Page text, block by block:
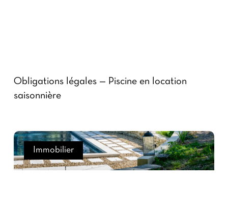
Obligations légales — Piscine en location
saisonnière
Immobilier